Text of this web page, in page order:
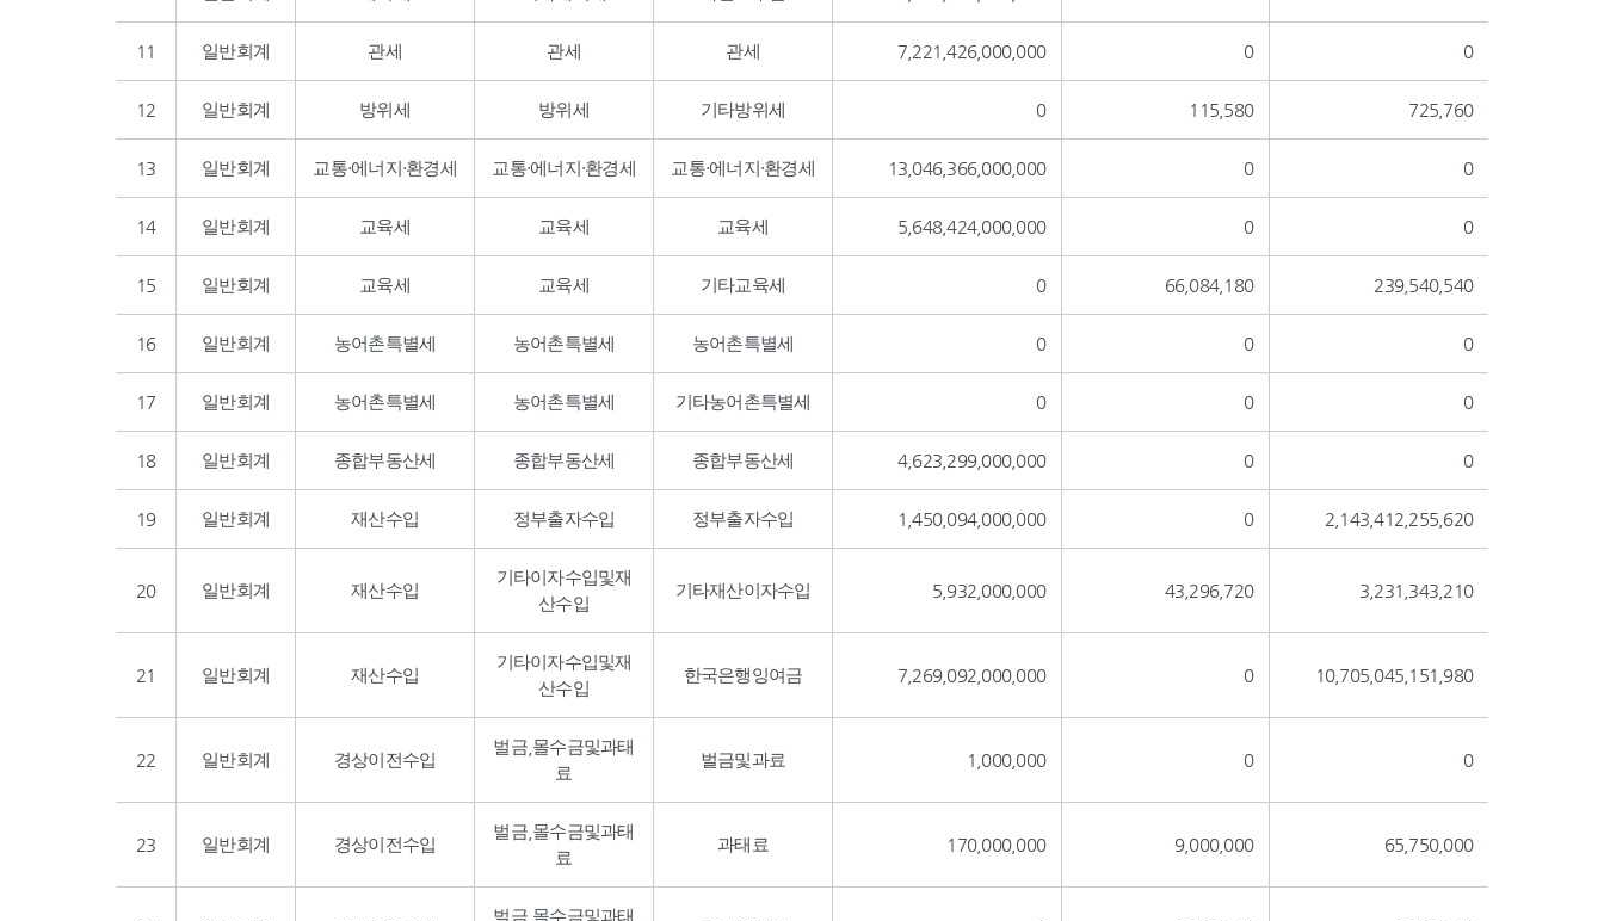
11 일반회계 관세 관세 관세 7,221,426,000,000 0 0
12 일반회계 방위세 방위세 기타방위세 0 115,580 725,760
13 일반회계 교통·에너지·환경세 교통·에너지·환경세 교통·에너지·환경세 13,046,366,000,000 0 0
14 일반회계 교육세 교육세 교육세 5,648,424,000,000 0 0
15 일반회계 교육세 교육세 기타교육세 0 66,084,180 239,540,540
16 일반회계 농어촌특별세 농어촌특별세 농어촌특별세 0 0 0
17 일반회계 농어촌특별세 농어촌특별세 기타농어촌특별세 0 0 0
18 일반회계 종합부동산세 종합부동산세 종합부동산세 4,623,299,000,000 0 0
19 일반회계 재산수입 정부출자수입 정부출자수입 1,450,094,000,000 0 2,143,412,255,620
20 일반회계 재산수입
기타이자수입및재
산수입
기타재산이자수입 5,932,000,000 43,296,720 3,231,343,210
21 일반회계 재산수입
기타이자수입및재
산수입
한국은행잉여금 7,269,092,000,000 0 10,705,045,151,980
22 일반회계 경상이전수입
벌금,몰수금및과태
료
벌금및과료 1,000,000 0 0
23 일반회계 경상이전수입
벌금,몰수금및과태
료
과태료 170,000,000 9,000,000 65,750,000
벌금,몰수금및과태